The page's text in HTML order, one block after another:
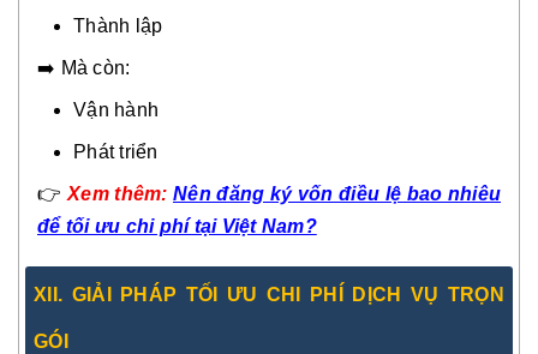
Thành lập
➡️ Mà còn:
Vận hành
Phát triển
👉 Xem thêm: Nên đăng ký vốn điều lệ bao nhiêu
để tối ưu chi phí tại Việt Nam?
XI I. GIẢI PHÁP TỐI ƯU CHI PHÍ DỊCH VỤ TRỌN
GÓI